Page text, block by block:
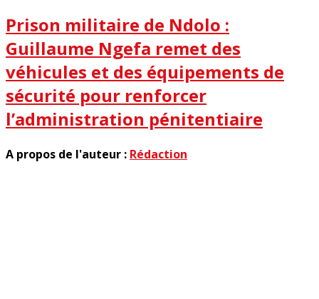
Prison militaire de Ndolo :
Guillaume Ngefa remet des
véhicules et des équipements de
sécurité pour renforcer
l’administration pénitentiaire
A propos de l'auteur : Rédaction